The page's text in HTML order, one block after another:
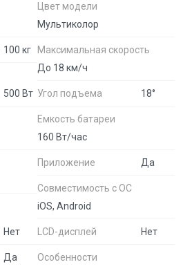
Цвет модели
Мультиколор
100 кг
Максимальная скорость
До 18 км/ч
500 Вт Угол подъема 18°
Емкость батареи
160 Вт/час
Приложение Да
Совместимость с ОС
iOS, Android
Нет LCD-дисплей Нет
Да Особенности